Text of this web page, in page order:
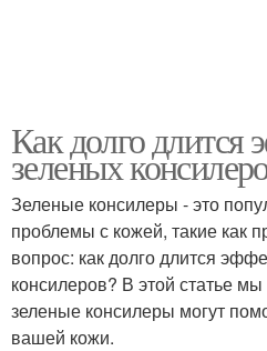
Как долго длится
зеленых
Зеленые консилеры - это
проблемы с кожей, такие как
вопрос: как долго длится
консилеров? В этой статье
зеленые консилеры могут
вашей кожи.